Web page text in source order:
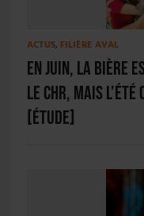
ACTUS, FILIÈRE AVAL
En juin, la bière
le CHR, mais
[ÉTUDE]